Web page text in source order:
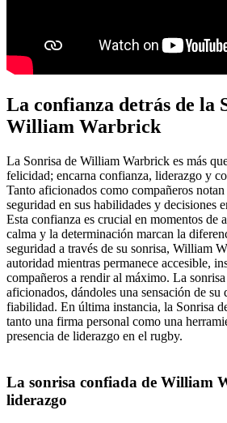
La confianza detrás de la
William Warbrick
La Sonrisa de William Warbrick es más
felicidad; encarna confianza, liderazgo y
Tanto aficionados como compañeros
seguridad en sus habilidades y decisiones
Esta confianza es crucial en momentos de
calma y la determinación marcan la
seguridad a través de su sonrisa, William
autoridad mientras permanece accesible,
compañeros a rendir al máximo. La
aficionados, dándoles una sensación de su
fiabilidad. En última instancia, la Sonrisa
tanto una firma personal como una
presencia de liderazgo en el rugby.
La sonrisa confiada de William
liderazgo